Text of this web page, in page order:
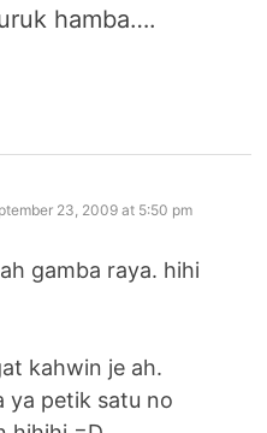
hamba….
23, 2009 at 5:50 pm
gamba raya. hihi
kahwin je ah.
ya petik satu no